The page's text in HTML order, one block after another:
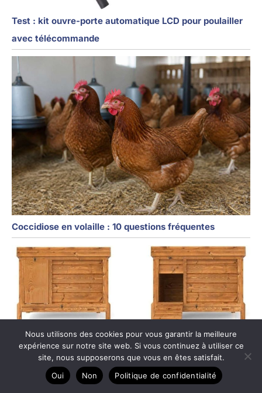
Test : kit ouvre-porte automatique LCD pour poulailler
avec télécommande
Coccidiose en volaille : 10 questions fréquentes
Nous utilisons des cookies pour vous garantir la meilleure
expérience sur notre site web. Si vous continuez à utiliser ce
site, nous supposerons que vous en êtes satisfait.
Oui
Non Politique de confidentialité